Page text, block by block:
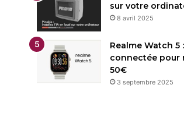
sur votre
8 avril 2025
Realme Watch 5
connectée pour
50€
3 septembre 2025